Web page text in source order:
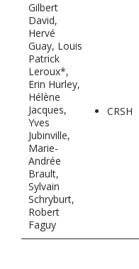
Gilbert
David,
Hervé
Guay, Louis
Patrick
Leroux*,
Erin Hurley,
Hélène
Jacques,
Yves
Jubinville,
Marie-
Andrée
Brault,
Sylvain
Schryburt,
Robert
Faguy
CRSH